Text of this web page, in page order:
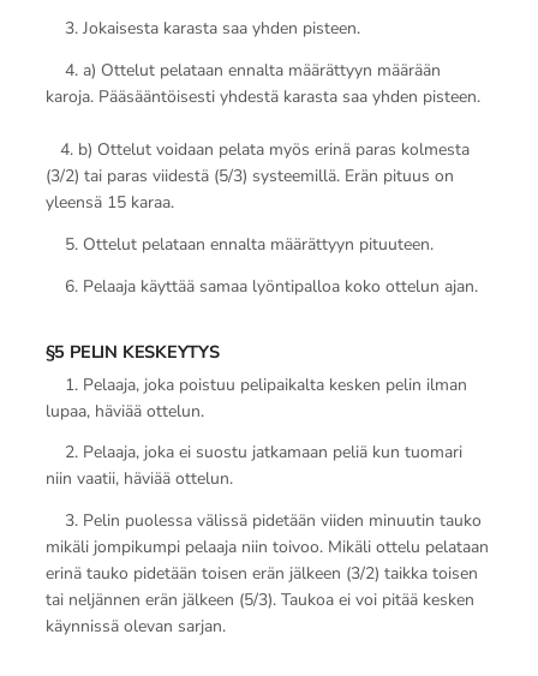
3. Jokaisesta karasta saa yhden pisteen.
4. a) Ottelut pelataan ennalta määrättyyn määrään
karoja. Pääsääntöisesti yhdestä karasta saa yhden pisteen.
4. b) Ottelut voidaan pelata myös erinä paras kolmesta
(3/2) tai paras viidestä (5/3) systeemillä. Erän pituus on
yleensä 15 karaa.
5. Ottelut pelataan ennalta määrättyyn pituuteen.
6. Pelaaja käyttää samaa lyöntipalloa koko ottelun ajan.
§5 PELIN KESKEYTYS
1. Pelaaja, joka poistuu pelipaikalta kesken pelin ilman
lupaa, häviää ottelun.
2. Pelaaja, joka ei suostu jatkamaan peliä kun tuomari
niin vaatii, häviää ottelun.
3. Pelin puolessa välissä pidetään viiden minuutin tauko
mikäli jompikumpi pelaaja niin toivoo. Mikäli ottelu pelataan
erinä tauko pidetään toisen erän jälkeen (3/2) taikka toisen
tai neljännen erän jälkeen (5/3). Taukoa ei voi pitää kesken
käynnissä olevan sarjan.